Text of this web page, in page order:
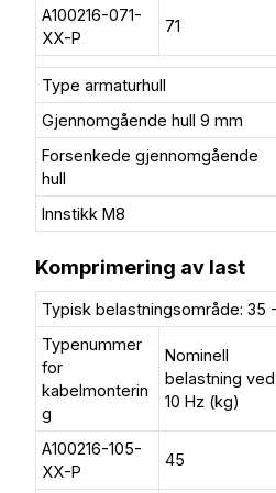
A100216-071-
XX-P
71
Type armaturhull
Gjennomgående hull 9 mm
Forsenkede gjennomgående
hull
Innstikk M8
Komprimering av last
Typisk belastningsområde: 35
Typenummer
for
kabelmonterin
g
Nominell
belastning ved
10 Hz (kg)
A100216-105-
XX-P
45